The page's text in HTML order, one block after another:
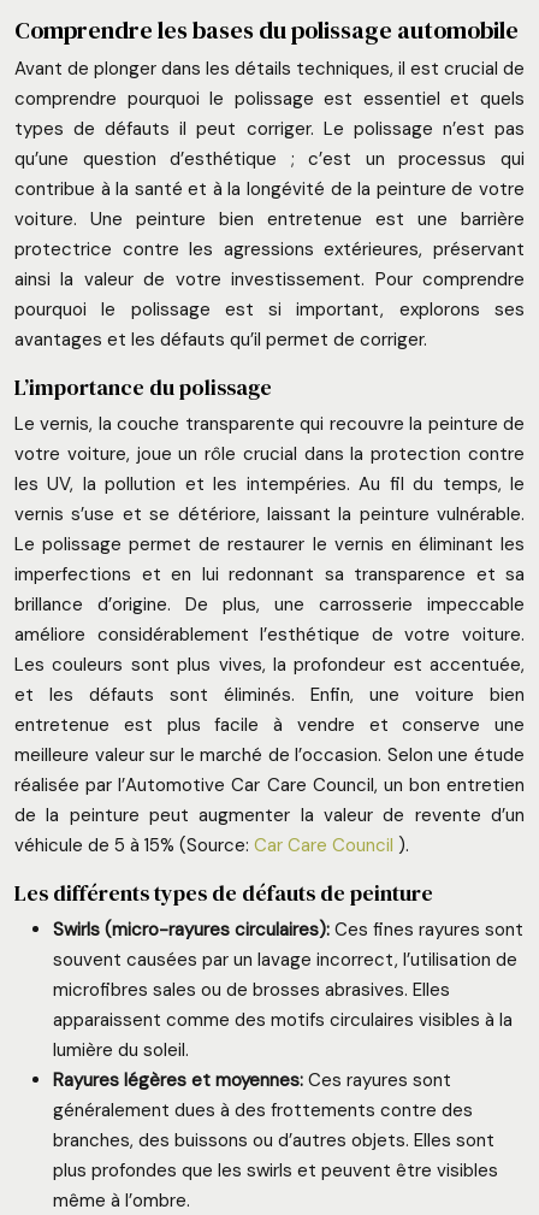
Comprendre les bases du polissage automobile
Avant de plonger dans les détails techniques, il est crucial de
comprendre pourquoi le polissage est essentiel et quels
types de défauts il peut corriger. Le polissage n’est pas
qu’une question d’esthétique ; c’est un processus qui
contribue à la santé et à la longévité de la peinture de votre
voiture. Une peinture bien entretenue est une barrière
protectrice contre les agressions extérieures, préservant
ainsi la valeur de votre investissement. Pour comprendre
pourquoi le polissage est si important, explorons ses
avantages et les défauts qu’il permet de corriger.
L’importance du polissage
Le vernis, la couche transparente qui recouvre la peinture de
votre voiture, joue un rôle crucial dans la protection contre
les UV, la pollution et les intempéries. Au fil du temps, le
vernis s’use et se détériore, laissant la peinture vulnérable.
Le polissage permet de restaurer le vernis en éliminant les
imperfections et en lui redonnant sa transparence et sa
brillance d’origine. De plus, une carrosserie impeccable
améliore considérablement l’esthétique de votre voiture.
Les couleurs sont plus vives, la profondeur est accentuée,
et les défauts sont éliminés. Enfin, une voiture bien
entretenue est plus facile à vendre et conserve une
meilleure valeur sur le marché de l’occasion. Selon une étude
réalisée par l’Automotive Car Care Council, un bon entretien
de la peinture peut augmenter la valeur de revente d’un
véhicule de 5 à 15% (Source: Car Care Council ).
Les différents types de défauts de peinture
Swirls (micro-rayures circulaires): Ces fines rayures sont
souvent causées par un lavage incorrect, l’utilisation de
microfibres sales ou de brosses abrasives. Elles
apparaissent comme des motifs circulaires visibles à la
lumière du soleil.
Rayures légères et moyennes: Ces rayures sont
généralement dues à des frottements contre des
branches, des buissons ou d’autres objets. Elles sont
plus profondes que les swirls et peuvent être visibles
même à l’ombre.